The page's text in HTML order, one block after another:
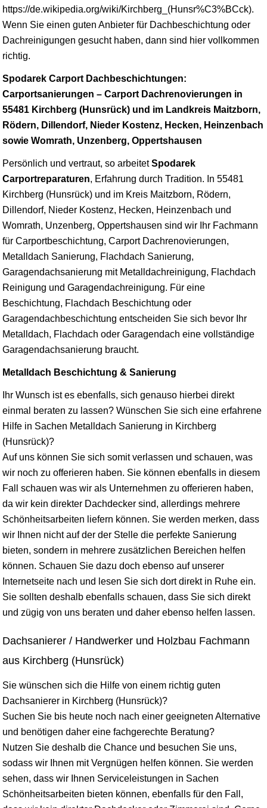
https://de.wikipedia.org/wiki/Kirchberg_(Hunsr%C3%BCck).
Wenn Sie einen guten Anbieter für Dachbeschichtung oder
Dachreinigungen gesucht haben, dann sind hier vollkommen
richtig.
Spodarek Carport Dachbeschichtungen:
Carportsanierungen – Carport Dachrenovierungen in
55481 Kirchberg (Hunsrück) und im Landkreis Maitzborn,
Rödern, Dillendorf, Nieder Kostenz, Hecken, Heinzenbach
sowie Womrath, Unzenberg, Oppertshausen
Persönlich und vertraut, so arbeitetSpodarek
Carportreparaturen, Erfahrung durch Tradition. In 55481
Kirchberg (Hunsrück) und im Kreis Maitzborn, Rödern,
Dillendorf, Nieder Kostenz, Hecken, Heinzenbach und
Womrath, Unzenberg, Oppertshausen sind wir Ihr Fachmann
für Carportbeschichtung, Carport Dachrenovierungen,
Metalldach Sanierung, Flachdach Sanierung,
Garagendachsanierung mit Metalldachreinigung, Flachdach
Reinigung und Garagendachreinigung. Für eine
Beschichtung, Flachdach Beschichtung oder
Garagendachbeschichtung entscheiden Sie sich bevor Ihr
Metalldach, Flachdach oder Garagendach eine vollständige
Garagendachsanierung braucht.
Metalldach Beschichtung & Sanierung
Ihr Wunsch ist es ebenfalls, sich genauso hierbei direkt
einmal beraten zu lassen? Wünschen Sie sich eine erfahrene
Hilfe in Sachen Metalldach Sanierung in Kirchberg
(Hunsrück)?
Auf uns können Sie sich somit verlassen und schauen, was
wir noch zu offerieren haben. Sie können ebenfalls in diesem
Fall schauen was wir als Unternehmen zu offerieren haben,
da wir kein direkter Dachdecker sind, allerdings mehrere
Schönheitsarbeiten liefern können. Sie werden merken, dass
wir Ihnen nicht auf der der Stelle die perfekte Sanierung
bieten, sondern in mehrere zusätzlichen Bereichen helfen
können. Schauen Sie dazu doch ebenso auf unserer
Internetseite nach und lesen Sie sich dort direkt in Ruhe ein.
Sie sollten deshalb ebenfalls schauen, dass Sie sich direkt
und zügig von uns beraten und daher ebenso helfen lassen.
Dachsanierer / Handwerker und Holzbau Fachmann
aus Kirchberg (Hunsrück)
Sie wünschen sich die Hilfe von einem richtig guten
Dachsanierer in Kirchberg (Hunsrück)?
Suchen Sie bis heute noch nach einer geeigneten Alternative
und benötigen daher eine fachgerechte Beratung?
Nutzen Sie deshalb die Chance und besuchen Sie uns,
sodass wir Ihnen mit Vergnügen helfen können. Sie werden
sehen, dass wir Ihnen Serviceleistungen in Sachen
Schönheitsarbeiten bieten können, ebenfalls für den Fall,